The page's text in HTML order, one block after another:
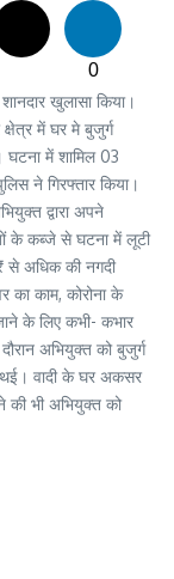
0
खुलासा किया।
में घर मे बुजुर्ग
में शामिल 03
ने गिरफ्तार किया।
द्वारा अपने
के कब्जे से घटना में लूटी
से अधिक की नगदी
का काम, कोरोना के
के लिए कभी- कभार
अभियुक्त को बुजुर्ग
थई। वादी के घर अकसर
की भी अभियुक्त को